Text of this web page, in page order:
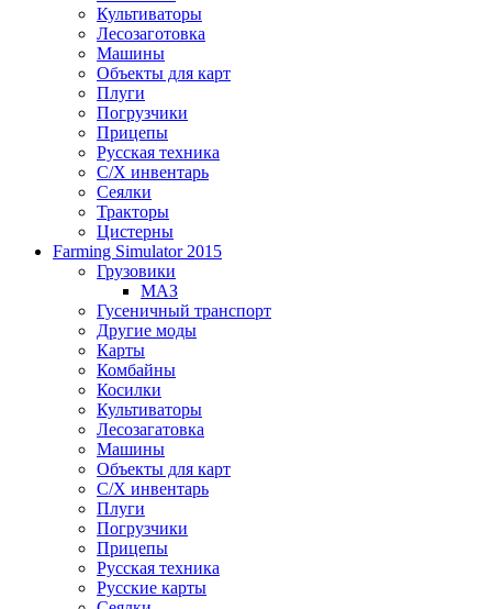
Культиваторы
Лесозаготовка
Машины
Объекты для карт
Плуги
Погрузчики
Прицепы
Русская техника
С/Х инвентарь
Сеялки
Тракторы
Цистерны
Farming Simulator 2015
Грузовики
МАЗ
Гусеничный транспорт
Другие моды
Карты
Комбайны
Косилки
Культиваторы
Лесозагатовка
Машины
Объекты для карт
С/Х инвентарь
Плуги
Погрузчики
Прицепы
Русская техника
Русские карты